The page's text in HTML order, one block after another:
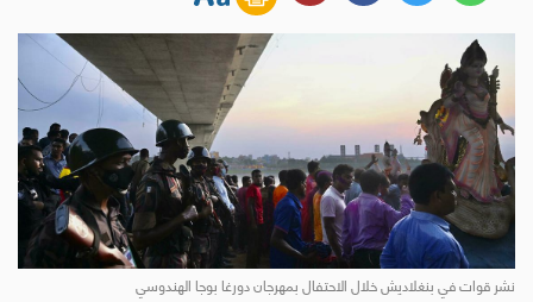
نشر قوات في بنغلاديش خلال الاحتفال بمهرجان دورغا بوجا الهندوسي